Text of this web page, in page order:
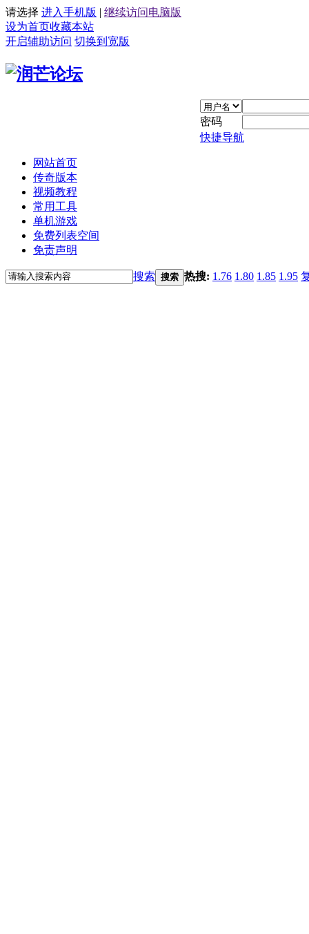
请选择 进入手机版 | 继续访问电脑版
设为首页收藏本站
开启辅助访问 切换到宽版
密码
快捷导航
网站首页
传奇版本
视频教程
常用工具
单机游戏
免费列表空间
免责声明
搜索 搜索 热搜: 1.76 1.80 1.85 1.95